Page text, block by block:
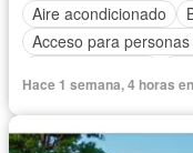
Aire acondicionado
Acceso para
Vista panorámica
Hace 1 semana, 4 horas